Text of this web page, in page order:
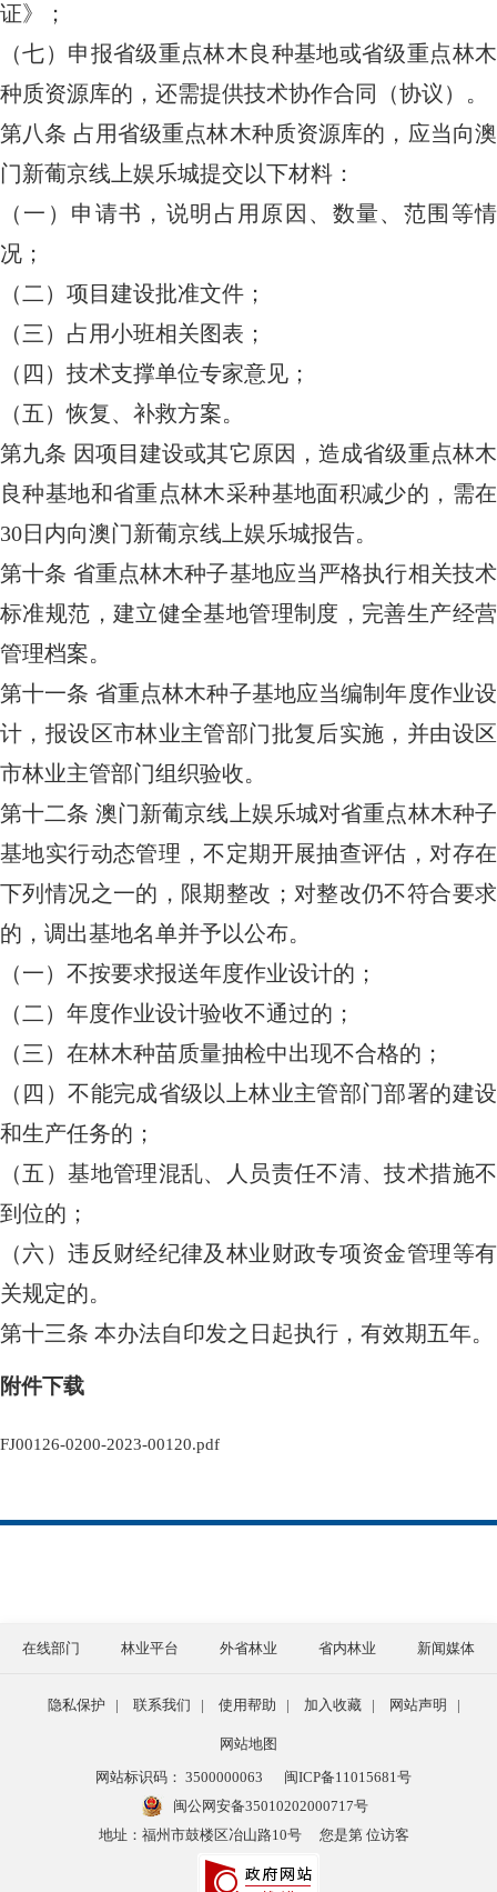
证》；
（七）申报省级重点林木良种基地或省级重点林木
种质资源库的，还需提供技术协作合同（协议）。
第八条 占用省级重点林木种质资源库的，应当向澳
门新葡京线上娱乐城提交以下材料：
（一）申请书，说明占用原因、数量、范围等情
况；
（二）项目建设批准文件；
（三）占用小班相关图表；
（四）技术支撑单位专家意见；
（五）恢复、补救方案。
第九条 因项目建设或其它原因，造成省级重点林木
良种基地和省重点林木采种基地面积减少的，需在
30日内向澳门新葡京线上娱乐城报告。
第十条 省重点林木种子基地应当严格执行相关技术
标准规范，建立健全基地管理制度，完善生产经营
管理档案。
第十一条 省重点林木种子基地应当编制年度作业设
计，报设区市林业主管部门批复后实施，并由设区
市林业主管部门组织验收。
第十二条 澳门新葡京线上娱乐城对省重点林木种子
基地实行动态管理，不定期开展抽查评估，对存在
下列情况之一的，限期整改；对整改仍不符合要求
的，调出基地名单并予以公布。
（一）不按要求报送年度作业设计的；
（二）年度作业设计验收不通过的；
（三）在林木种苗质量抽检中出现不合格的；
（四）不能完成省级以上林业主管部门部署的建设
和生产任务的；
（五）基地管理混乱、人员责任不清、技术措施不
到位的；
（六）违反财经纪律及林业财政专项资金管理等有
关规定的。
第十三条 本办法自印发之日起执行，有效期五年。
附件下载
FJ00126-0200-2023-00120.pdf
在线部门 林业平台 外省林业 省内林业 新闻媒体
隐私保护 | 联系我们 | 使用帮助 | 加入收藏 | 网站声明 |
网站地图
网站标识码： 3500000063
闽ICP备11015681号
闽公网安备35010202000717号
地址：福州市鼓楼区冶山路10号
您是第 位访客